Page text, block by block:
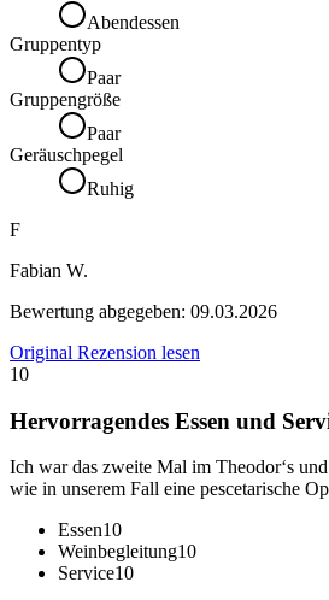
Abendessen
Gruppentyp
Paar
Gruppengröße
Paar
Geräuschpegel
Ruhig
F
Fabian W.
Bewertung abgegeben: 09.03.2026
Original Rezension lesen
10
Hervorragendes Essen und
Ich war das zweite Mal im Theodor‘s
wie in unserem Fall eine pescetarische
Essen10
Weinbegleitung10
Service10